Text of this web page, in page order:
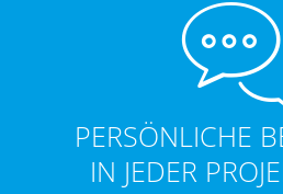
PERSÖNLICHE
IN JEDER